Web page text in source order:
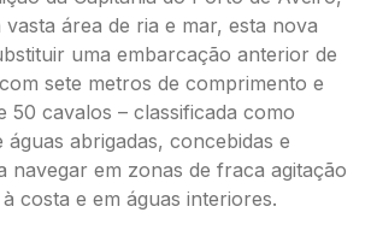
área de ria e mar, esta nova
uma embarcação anterior de
sete metros de comprimento e
50 cavalos – classificada como
águas abrigadas, concebidas e
navegar em zonas de fraca agitação
costa e em águas interiores.